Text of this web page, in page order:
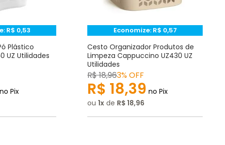
R$ 0,53
Plástico
UZ Utilidades
no Pix
Economize: R$ 0,57
Cesto Organizador Produtos de
Limpeza Cappuccino UZ430 UZ
Utilidades
R$18,963% OFF
R$ 18,39 no Pix
ou 1 de R$ 18,96